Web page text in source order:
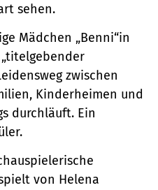
sehen.
Mädchen „Benni“in
zwischen
Kinderheimen und
durchläuft. Ein
von Helena